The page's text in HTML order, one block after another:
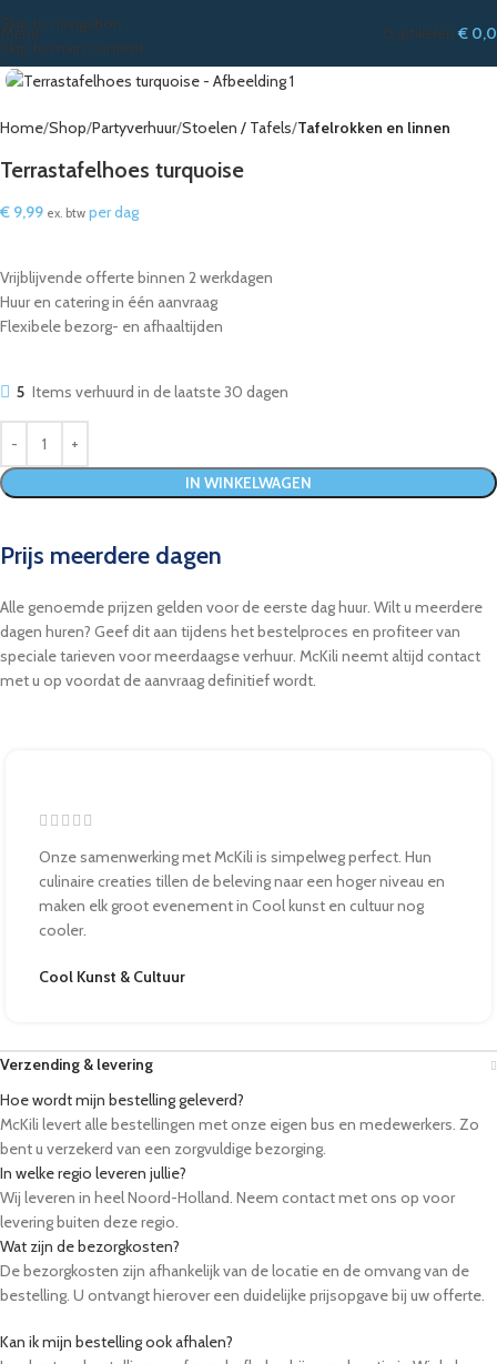
Skip to navigation
Skip to main content
Menu 0 artikelen €
Home Shop Partyverhuur Stoelen / Tafels Tafelrokken en linnen
Terrastafelhoes turquoise
€ 9,99 ex. btw per dag
Vrijblijvende offerte binnen 2 werkdagen
Huur en catering in één aanvraag
Flexibele bezorg- en afhaaltijden
5 Items verhuurd in de laatste 30 dagen
IN WINKELWAGEN
Prijs meerdere dagen
Alle genoemde prijzen gelden voor de eerste dag huur. Wilt u meerdere
dagen huren? Geef dit aan tijdens het bestelproces en profiteer van
speciale tarieven voor meerdaagse verhuur. McKili neemt altijd contact
met u op voordat de aanvraag definitief wordt.
Onze samenwerking met McKili is simpelweg perfect. Hun
culinaire creaties tillen de beleving naar een hoger niveau en
maken elk groot evenement in Cool kunst en cultuur nog
cooler.
Cool Kunst & Cultuur
Verzending & levering
Hoe wordt mijn bestelling geleverd?
McKili levert alle bestellingen met onze eigen bus en medewerkers. Zo
bent u verzekerd van een zorgvuldige bezorging.
In welke regio leveren jullie?
Wij leveren in heel Noord-Holland. Neem contact met ons op voor
levering buiten deze regio.
Wat zijn de bezorgkosten?
De bezorgkosten zijn afhankelijk van de locatie en de omvang van de
bestelling. U ontvangt hierover een duidelijke prijsopgave bij uw offerte.
Kan ik mijn bestelling ook afhalen?